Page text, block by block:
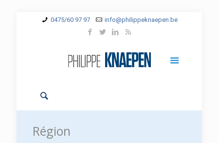
0475/60 97 97 info@philippeknaepen.be
Région